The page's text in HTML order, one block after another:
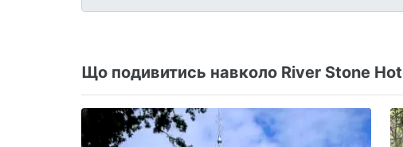
Що подивитись навколо River Stone